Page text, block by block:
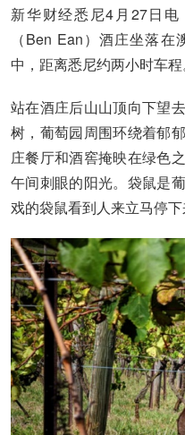
新华财经悉尼4月27日
（Ben Ean）酒庄坐落
中，距离悉尼约两小时车程
站在酒庄后山山顶向下望
树，葡萄园周围环绕着郁
庄餐厅和酒窖掩映在绿色
午间刺眼的阳光。袋鼠是
戏的袋鼠看到人来立马停下